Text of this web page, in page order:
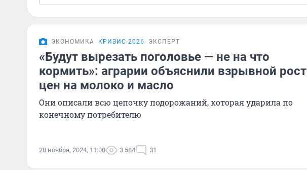
ЭКОНОМИКА КРИЗИС-2026 ЭКСПЕРТ
«Будут вырезать поголовье — не на что
кормить»: аграрии объяснили взрывной рост
цен на молоко и масло
Они описали всю цепочку подорожаний, которая ударила по
конечному потребителю
28 ноября, 2024, 11:00 3 584 31